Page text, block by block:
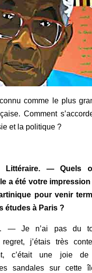
comme le plus
Comment
et la politique ?
Littéraire. — Quels
a été votre
pour venir
études à Paris ?
— Je n’ai pas du
j’étais très
c’était une joie
sandales sur cette